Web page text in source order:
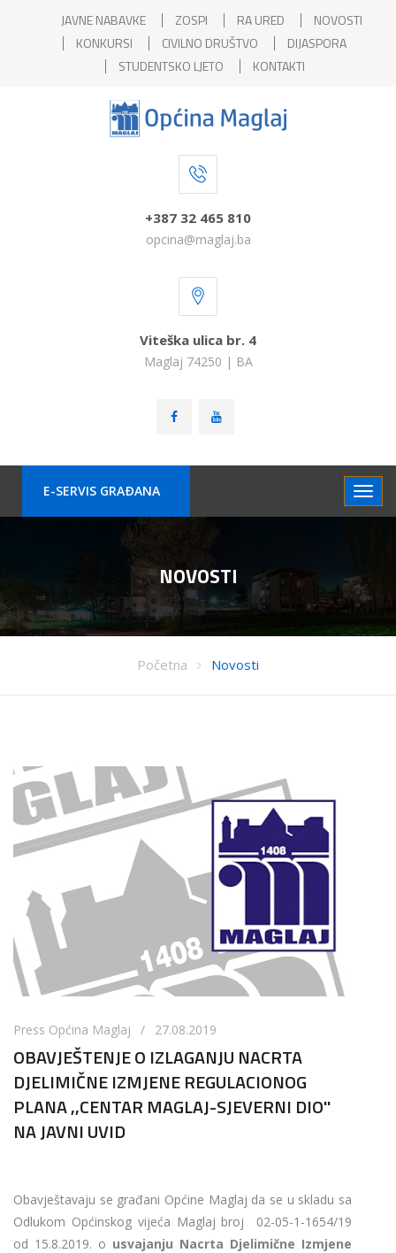
JAVNE NABAVKE ZOSPI RA URED
NOVOSTI
KONKURSI
CIVILNO DRUŠTVO
DIJASPORA
STUDENTSKO LJETO
KONTAKTI
+387 32 465 810
opcina@maglaj.ba
Viteška ulica br. 4
Maglaj 74250 | BA
E-SERVIS GRAÐANA
NOVOSTI
Početna Novosti
Press Općina Maglaj / 27.08.2019
OBAVJEŠTENJE O IZLAGANJU NACRTA
DJELIMIČNE IZMJENE REGULACIONOG
PLANA ,,CENTAR MAGLAJ-SJEVERNI DIO''
NA JAVNI UVID
Obavještavaju se građani Općine Maglaj da se u skladu sa
Odlukom Općinskog vijeća Maglaj broj 02-05-1-1654/19
od 15.8.2019. o usvajanju Nacrta Djelimične Izmjene